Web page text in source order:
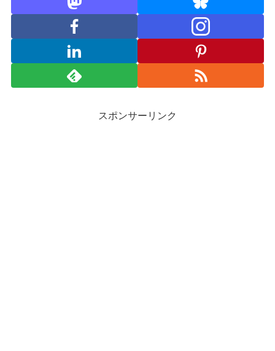
スポンサーリンク